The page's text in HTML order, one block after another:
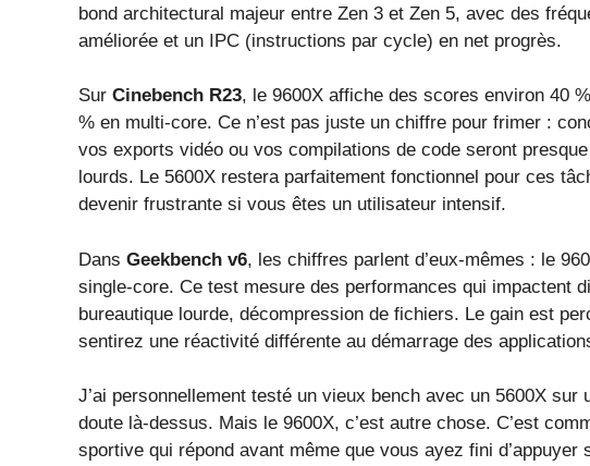
bond architectural majeur entre Zen 3 et Zen 5, avec des
améliorée et un IPC (instructions par cycle) en net progrès.
Sur Cinebench R23, le 9600X affiche des scores environ 40
% en multi-core. Ce n’est pas juste un chiffre pour frimer :
vos exports vidéo ou vos compilations de code seront
lourds. Le 5600X restera parfaitement fonctionnel pour ces
devenir frustrante si vous êtes un utilisateur intensif.
Dans Geekbench v6, les chiffres parlent d’eux-mêmes : le
single-core. Ce test mesure des performances qui impactent
bureautique lourde, décompression de fichiers. Le gain est
sentirez une réactivité différente au démarrage des
J’ai personnellement testé un vieux bench avec un 5600X
doute là-dessus. Mais le 9600X, c’est autre chose. C’est
sportive qui répond avant même que vous ayez fini d’appuyer